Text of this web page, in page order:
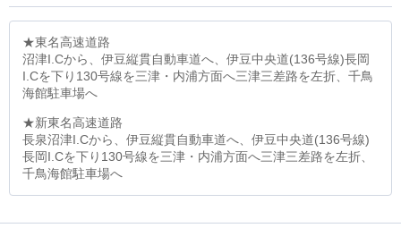
★東名高速道路
沼津I.Cから、伊豆縦貫自動車道へ、伊豆中央道(136号線)長岡
I.Cを下り130号線を三津・内浦方面へ三津三差路を左折、千鳥
海館駐車場へ
★新東名高速道路
長泉沼津I.Cから、伊豆縦貫自動車道へ、伊豆中央道(136号線)
長岡I.Cを下り130号線を三津・内浦方面へ三津三差路を左折、
千鳥海館駐車場へ